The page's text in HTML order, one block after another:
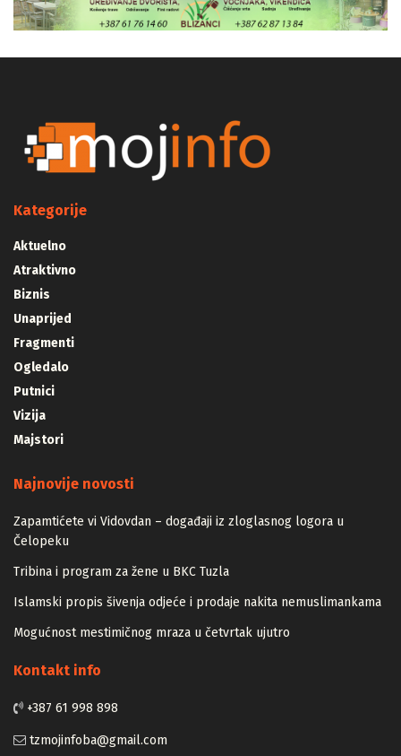
Kategorije
Aktuelno
Atraktivno
Biznis
Unaprijed
Fragmenti
Ogledalo
Putnici
Vizija
Majstori
Najnovije novosti
Zapamtićete vi Vidovdan – događaji iz zloglasnog logora u
Čelopeku
Tribina i program za žene u BKC Tuzla
Islamski propis šivenja odjeće i prodaje nakita nemuslimankama
Mogućnost mestimičnog mraza u četvrtak ujutro
Kontakt info
+387 61 998 898
tzmojinfoba@gmail.com